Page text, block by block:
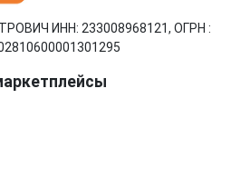
ИНН: 233008968121, ОГРН :